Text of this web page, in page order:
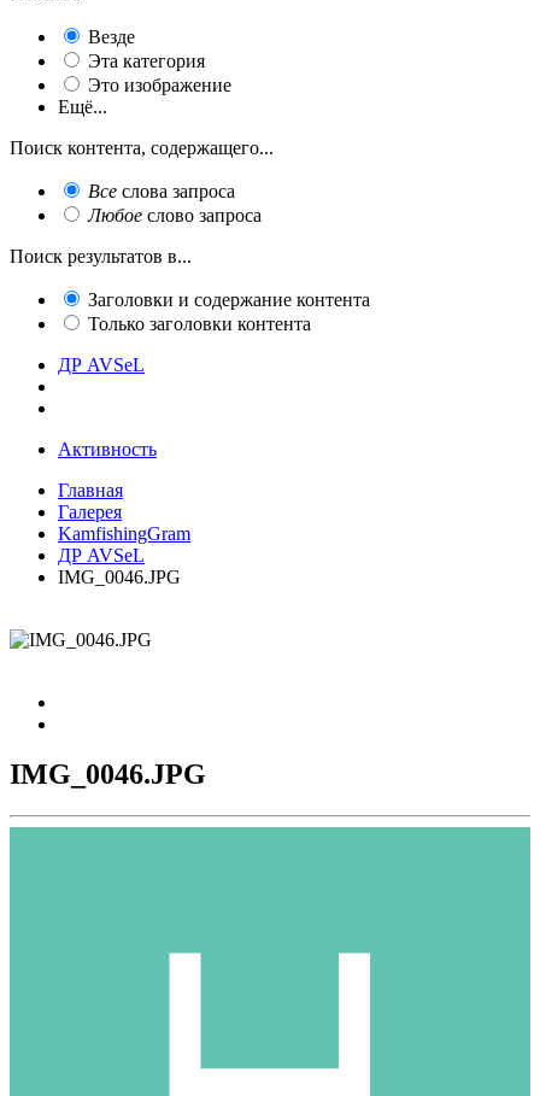
Везде
Эта категория
Это изображение
Ещё...
Поиск контента, содержащего...
Все слова запроса
Любое слово запроса
Поиск результатов в...
Заголовки и содержание контента
Только заголовки контента
ДР AVSeL
Активность
Главная
Галерея
KamfishingGram
ДР AVSeL
IMG_0046.JPG
IMG_0046.JPG